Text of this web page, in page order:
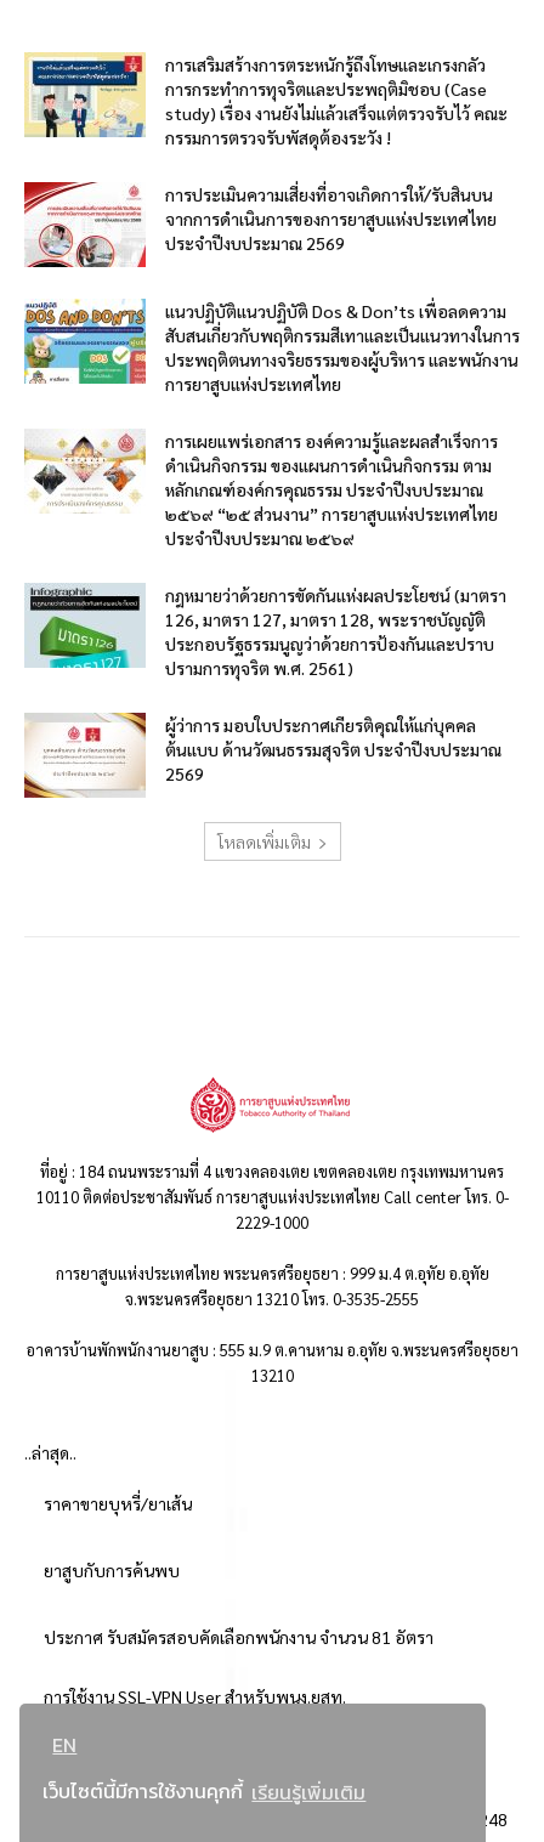
EN
เว็บไซต์นี้มีการใช้งานคุกกี้ เรียนรู้เพิ่มเติม
การเสริมสร้างการตระหนักรู้ถึงโทษและเกรงกลัว
การกระทำการทุจริตและประพฤติมิชอบ (Case
study) เรื่อง งานยังไม่แล้วเสร็จแต่ตรวจรับไว้ คณะ
กรรมการตรวจรับพัสดุต้องระวัง !
การประเมินความเสี่ยงที่อาจเกิดการให้/รับสินบน
จากการดำเนินการของการยาสูบแห่งประเทศไทย
ประจำปีงบประมาณ 2569
แนวปฏิบัติแนวปฏิบัติ Dos & Don’ts เพื่อลดความ
สับสนเกี่ยวกับพฤติกรรมสีเทาและเป็นแนวทางในการ
ประพฤติตนทางจริยธรรมของผู้บริหาร และพนักงาน
การยาสูบแห่งประเทศไทย
การเผยแพร่เอกสาร องค์ความรู้และผลสำเร็จการ
ดำเนินกิจกรรม ของแผนการดำเนินกิจกรรม ตาม
หลักเกณฑ์องค์กรคุณธรรม ประจำปีงบประมาณ
๒๕๖๙ “๒๕ ส่วนงาน” การยาสูบแห่งประเทศไทย
ประจำปีงบประมาณ ๒๕๖๙
กฎหมายว่าด้วยการขัดกันแห่งผลประโยชน์ (มาตรา
126, มาตรา 127, มาตรา 128, พระราชบัญญัติ
ประกอบรัฐธรรมนูญว่าด้วยการป้องกันและปราบ
ปรามการทุจริต พ.ศ. 2561)
ผู้ว่าการ มอบใบประกาศเกียรติคุณให้แก่บุคคล
ต้นแบบ ด้านวัฒนธรรมสุจริต ประจำปีงบประมาณ
2569
โหลดเพิ่มเติม
ที่อยู่ : 184 ถนนพระรามที่ 4 แขวงคลองเตย เขตคลองเตย กรุงเทพมหานคร
10110 ติดต่อประชาสัมพันธ์ การยาสูบแห่งประเทศไทย Call center โทร. 0-
2229-1000
การยาสูบแห่งประเทศไทย พระนครศรีอยุธยา : 999 ม.4 ต.อุทัย อ.อุทัย
จ.พระนครศรีอยุธยา 13210 โทร. 0-3535-2555
อาคารบ้านพักพนักงานยาสูบ : 555 ม.9 ต.คานหาม อ.อุทัย จ.พระนครศรีอยุธยา
13210
..ล่าสุด..
ราคาขายบุหรี่/ยาเส้น
ยาสูบกับการค้นพบ
ประกาศ รับสมัครสอบคัดเลือกพนักงาน จำนวน 81 อัตรา
การใช้งาน SSL-VPN User สำหรับพนง.ยสท.
..ยอดนิยม..
3248